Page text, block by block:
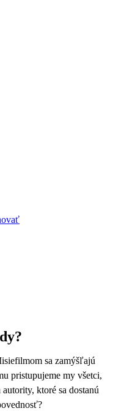
sa zamýšľajú
pristupujeme my všetci,
ktoré sa dostanú